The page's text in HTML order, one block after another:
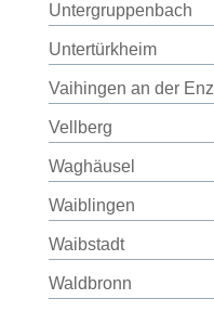
Untergruppenbach
Untertürkheim
Vaihingen an der Enz
Vellberg
Waghäusel
Waiblingen
Waibstadt
Waldbronn